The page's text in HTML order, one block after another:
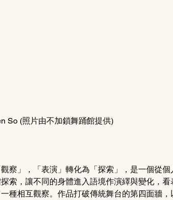
So (照片由不加鎖舞踊館提供)
察」，「表演」轉化為「探索」，是一個從個
索，讓不同的身體進入語境作演繹與變化，看
種相互觀察。作品打破傳統舞台的第四面牆，